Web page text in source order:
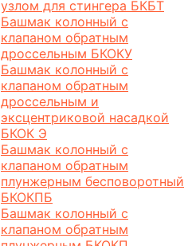
узлом для стингера БКБТ
Башмак колонный с
клапаном обратным
дроссельным БКОКУ
Башмак колонный с
клапаном обратным
дроссельным и
эксцентриковой насадкой
БКОК Э
Башмак колонный с
клапаном обратным
плунжерным бесповоротный
БКОКПБ
Башмак колонный с
клапаном обратным